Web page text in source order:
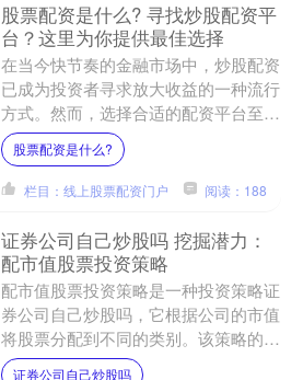
股票配资是什么? 寻找炒股配资平
台？这里为你提供最佳选择
在当今快节奏的金融市场中，炒股配资
已成为投资者寻求放大收益的一种流行
方式。然而，选择合适的配资平台至关
重要股票配资是什么?，以确保安全性
和可靠性。 选择外盘期货....
股票配资是什么?
栏目：线上股票配资门户 阅读：188
证券公司自己炒股吗 挖掘潜力：
配市值股票投资策略
配市值股票投资策略是一种投资策略证
券公司自己炒股吗，它根据公司的市值
将股票分配到不同的类别。该策略的目
的是通过投资于不同市值范围内的股票
证券公司自己炒股吗